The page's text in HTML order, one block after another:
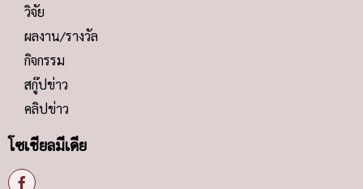
วิจัย
ผลงาน/รางวัล
กิจกรรม
สกู๊ปข่าว
คลิปข่าว
โซเชียลมีเดีย